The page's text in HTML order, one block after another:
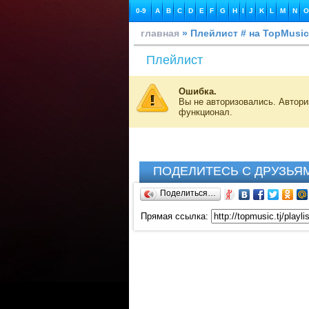
0-9 A B C D E F G H I J K L M N O
главная » Плейлист # на TopMusic
Плейлист
Ошибка.
Вы не авторизовались.
функционал.
ПОДЕЛИТЕСЬ С
Поделиться…
Прямая ссылка: